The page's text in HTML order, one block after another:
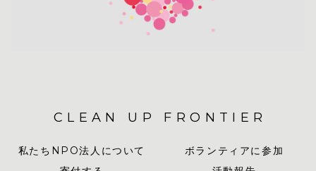
CLEAN UP FRONTIER
私たちNPO法人について
ボランティアに参加